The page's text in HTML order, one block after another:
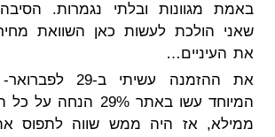
באמת מגוונות ובלתי נגמרות.
שאני הולכת לעשות כאן השוואת
את העיניים…
את ההזמנה עשיתי ב-
המיוחד עשו באתר 29%
ממילא, אז היה ממש שווה לתפוס